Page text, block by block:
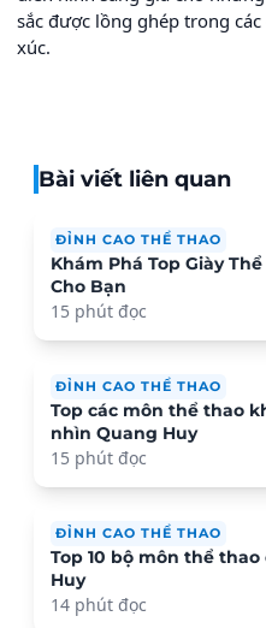
sắc được lồng ghép trong
xúc.
Bài viết liên quan
ĐỈNH CAO THỂ THAO
Khám Phá Top Giày
Cho Bạn
15 phút đọc
ĐỈNH CAO THỂ THAO
Top các môn thể thao
nhìn Quang Huy
15 phút đọc
ĐỈNH CAO THỂ THAO
Top 10 bộ môn thể
Huy
14 phút đọc